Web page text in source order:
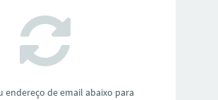
endereço de email abaixo para